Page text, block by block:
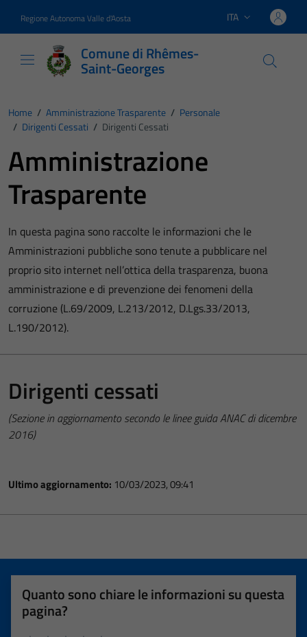
Regione Autonoma Valle d'Aosta Lingua attiva:
ITA
Comune di Rhêmes-
Saint-Georges
Home / Amministrazione Trasparente / Personale
/ Dirigenti Cessati / Dirigenti Cessati
Amministrazione
Trasparente
In questa pagina sono raccolte le informazioni che le
Amministrazioni pubbliche sono tenute a pubblicare nel
proprio sito internet nell’ottica della trasparenza, buona
amministrazione e di prevenzione dei fenomeni della
corruzione (L.69/2009, L.213/2012, D.Lgs.33/2013,
L.190/2012).
Dirigenti cessati
(Sezione in aggiornamento secondo le linee guida ANAC di dicembre
2016)
Ultimo aggiornamento: 10/03/2023, 09:41
Quanto sono chiare le informazioni su questa
pagina?